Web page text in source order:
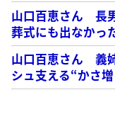
山口百恵さん 長
葬式にも出なかっ
山口百恵さん 義
シュ支える“かさ